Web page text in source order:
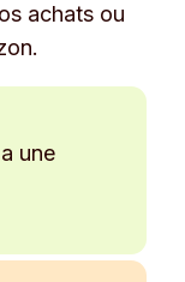
achats ou
une